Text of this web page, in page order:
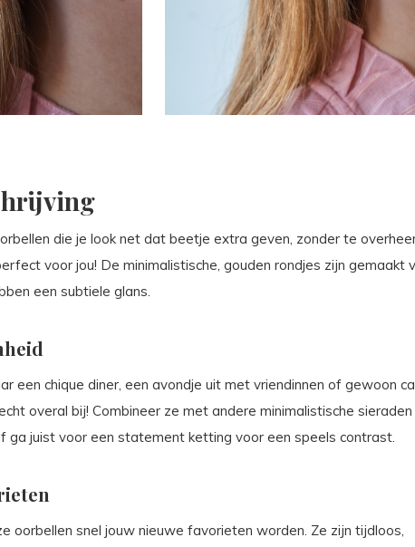
die je look net dat beetje extra geven, zonder te
voor jou! De minimalistische, gouden rondjes zijn gemaakt
een subtiele glans.
een chique diner, een avondje uit met vriendinnen of gewoon
overal bij! Combineer ze met andere minimalistische
ga juist voor een statement ketting voor een speels contrast.
oorbellen snel jouw nieuwe favorieten worden. Ze zijn tijdloos,